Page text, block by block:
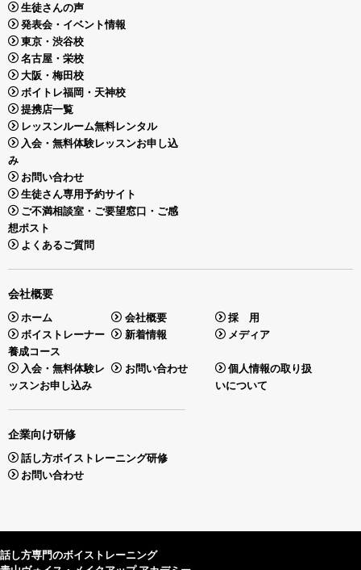
生徒さんの声
発表会・イベント情報
東京・渋谷校
名古屋・栄校
大阪・梅田校
ボイトレ福岡・天神校
提携店一覧
レッスンルーム無料レンタル
入会・無料体験レッスンお申し込
み
お問い合わせ
生徒さん専用予約サイト
ご不満相談室・ご要望窓口・ご感
想ポスト
よくあるご質問
会社概要
ホーム 会社概要
採 用
ボイストレーナー
養成コース
新着情報 メディア
入会・無料体験レ
ッスンお申し込み
お問い合わせ
個人情報の取り扱
いについて
企業向け研修
話し方ボイストレーニング研修
お問い合わせ
話し方専門のボイストレーニング